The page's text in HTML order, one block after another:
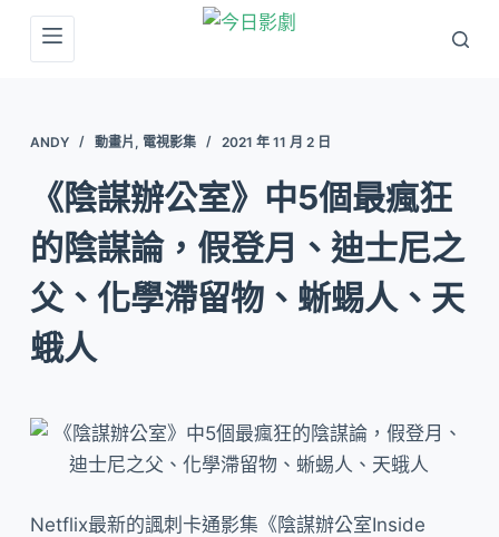
至
內
ANDY 動畫片 , 電視影集 2021 年 11 月 2 日
《陰謀辦公室》中5個最瘋狂
的陰謀論，假登月、迪士尼之
父、化學滯留物、蜥蜴人、天
蛾人
Netflix最新的諷刺卡通影集《陰謀辦公室Inside